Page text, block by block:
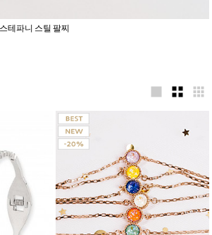
테파니 스틸 팔찌